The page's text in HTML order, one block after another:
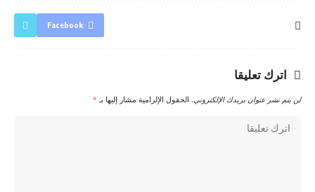
Facebook
اترك تعليقا
لن يتم نشر عنوان بريدك الإلكتروني. الحقول الإلزامية مشار إليها بـ *